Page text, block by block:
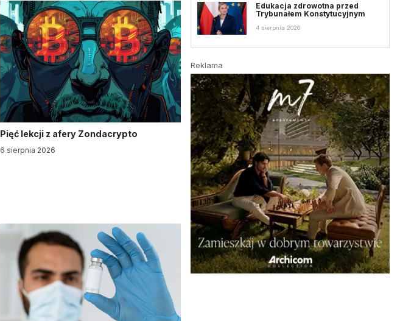
Pięć lekcji z afery Zondacrypto
6 sierpnia 2026
Edukacja zdrowotna przed
Trybunałem Konstytucyjnym
4 sierpnia 2026
Reklama